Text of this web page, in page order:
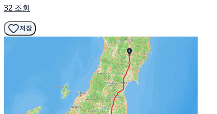
32 조회
저장